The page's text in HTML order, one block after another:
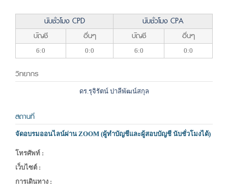
นับชั่วโมง CPD
นับชั่วโมง CPA
บัญชี
อื่นๆ บัญชี อื่นๆ
6:0 0:0 6:0 0:0
วิทยากร
ดร.รุจิรัตน์ ปาลีพัฒน์สกุล
สถานที่
จัดอบรมออนไลน์ผ่าน ZOOM (ผู้ทำบัญชีและผู้สอบบัญชี นับชั่วโมงได้)
โทรศัพท์ :
เว็บไซต์ :
การเดินทาง :